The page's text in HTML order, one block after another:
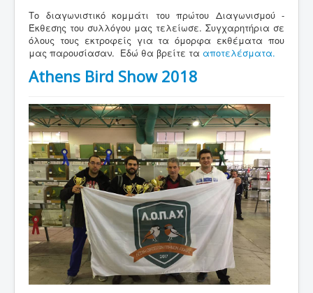
Το διαγωνιστικό κομμάτι του πρώτου Διαγωνισμού -
Έκθεσης του συλλόγου μας τελείωσε. Συγχαρητήρια σε
όλους τους εκτροφείς για τα όμορφα εκθέματα που
μας παρουσίασαν. Εδώ θα βρείτε τα αποτελέσματα.
Athens Bird Show 2018